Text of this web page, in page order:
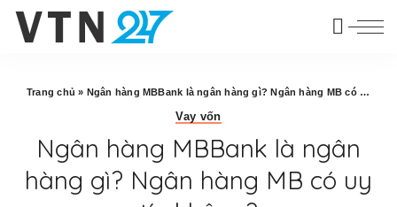
Trang chủ » Ngân hàng MBBank là ngân hàng gì? Ngân hàng MB có uy tín không?
Vay vốn
Ngân hàng MBBank là ngân
hàng gì? Ngân hàng MB có uy